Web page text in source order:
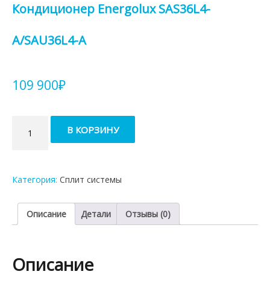
Кондиционер Energolux SAS36L4-
A/SAU36L4-A
109 900₽
товара
Кондиционер
A/SAU36L4-
В КОРЗИНУ
Категория: Сплит системы
Описание Детали Отзывы (0)
Описание